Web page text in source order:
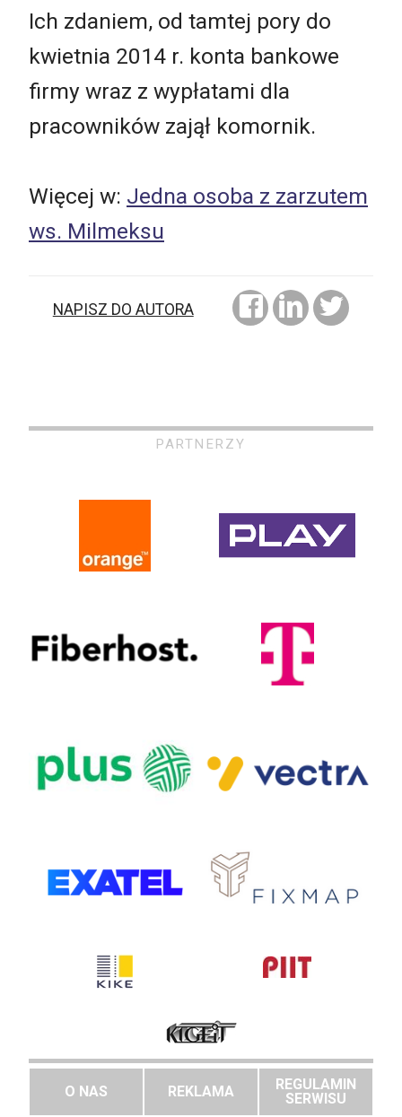
Ich zdaniem, od tamtej pory do
kwietnia 2014 r. konta bankowe
firmy wraz z wypłatami dla
pracowników zajął komornik.
Więcej w: Jedna osoba z zarzutem
ws. Milmeksu
NAPISZ DO AUTORA
PARTNERZY
O NAS REKLAMA
REGULAMIN
SERWISU